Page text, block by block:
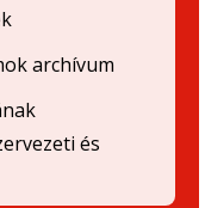
archívum
és